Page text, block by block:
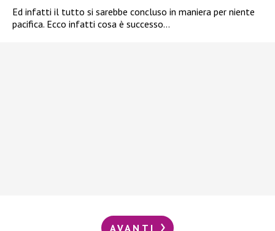
Ed infatti il tutto si sarebbe concluso in maniera per niente
pacifica. Ecco infatti cosa è successo…
AVANTI